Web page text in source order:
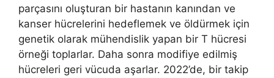
parçasını oluşturan bir hastanın kanından ve
kanser hücrelerini hedeflemek ve öldürmek için
genetik olarak mühendislik yapan bir T hücresi
örneği toplarlar. Daha sonra modifiye edilmiş
hücreleri geri vücuda aşarlar. 2022’de, bir takip